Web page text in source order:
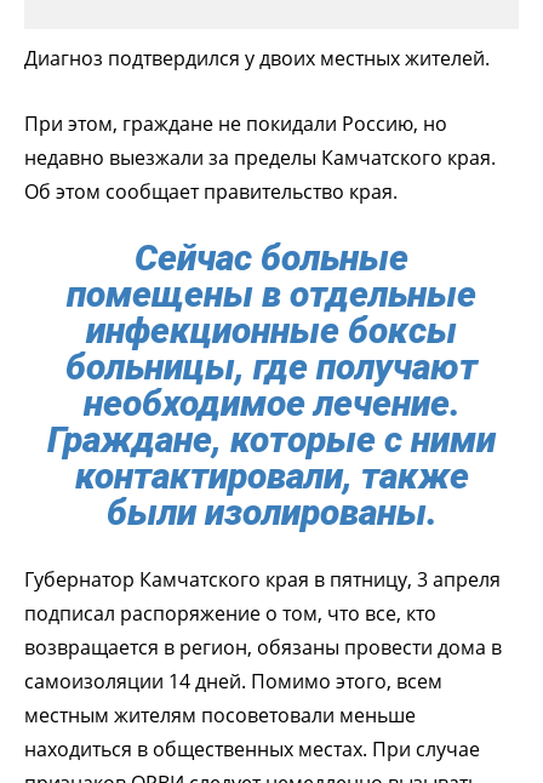
Диагноз подтвердился у двоих местных жителей.
При этом, граждане не покидали Россию, но
недавно выезжали за пределы Камчатского края.
Об этом сообщает правительство края.
Сейчас больные
помещены в отдельные
инфекционные боксы
больницы, где получают
необходимое лечение.
Граждане, которые с ними
контактировали, также
были изолированы.
Губернатор Камчатского края в пятницу, 3 апреля
подписал распоряжение о том, что все, кто
возвращается в регион, обязаны провести дома в
самоизоляции 14 дней. Помимо этого, всем
местным жителям посоветовали меньше
находиться в общественных местах. При случае